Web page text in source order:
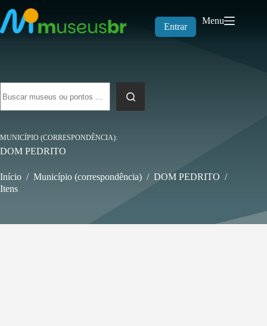
para
o
conteúdo
Entrar
Menu
resultados
MUNICÍPIO (CORRESPONDÊNCIA)
DOM PEDRITO
Início / Município (correspondência) / DOM PEDRITO /
Itens